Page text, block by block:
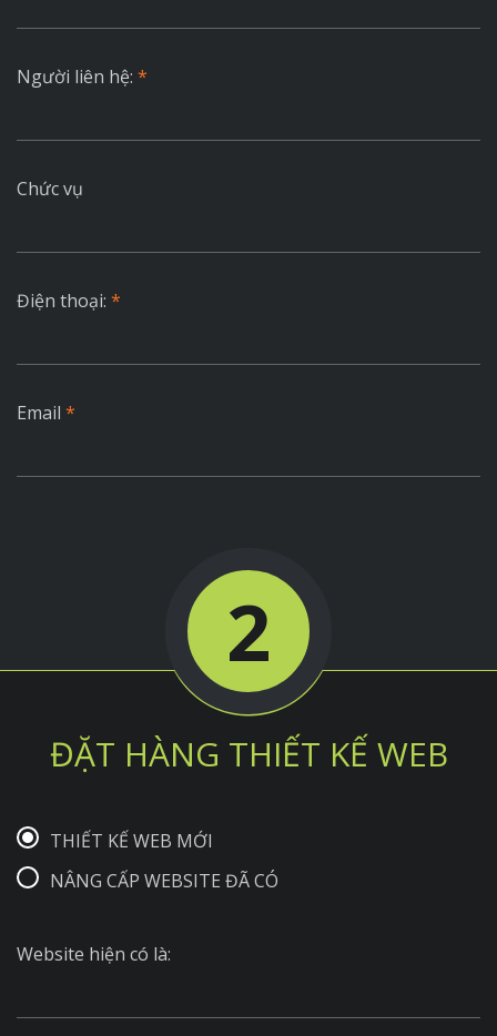
Người liên hệ: *
Chức vụ
Điện thoại: *
Email *
2
ĐẶT HÀNG THIẾT KẾ WEB
THIẾT KẾ WEB MỚI
NÂNG CẤP WEBSITE ĐÃ CÓ
Website hiện có là: